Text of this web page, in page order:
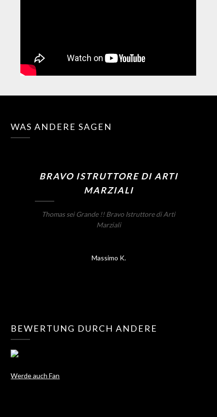
WAS ANDERE SAGEN
BRAVO ISTRUTTORE DI ARTI
MARZIALI
Thomas sei Grande !! Bravo Istruttore di Arti
Marziali
Massimo K.
BEWERTUNG DURCH ANDERE
Werde auch Fan